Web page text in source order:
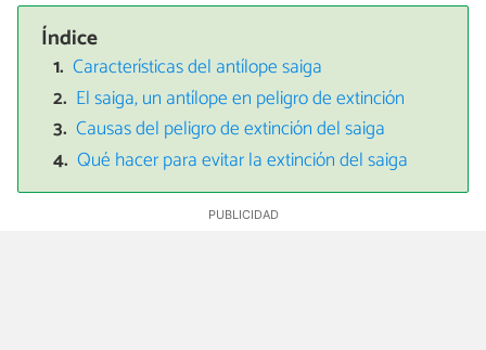
Índice
Características del antílope saiga
El saiga, un antílope en peligro de extinción
Causas del peligro de extinción del saiga
Qué hacer para evitar la extinción del saiga